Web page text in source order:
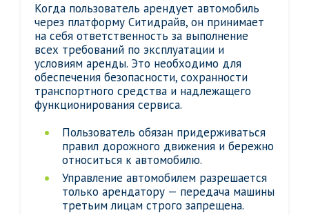
Когда пользователь арендует автомобиль
через платформу Ситидрайв, он принимает
на себя ответственность за выполнение
всех требований по эксплуатации и
условиям аренды. Это необходимо для
обеспечения безопасности, сохранности
транспортного средства и надлежащего
функционирования сервиса.
Пользователь обязан придерживаться
правил дорожного движения и бережно
относиться к автомобилю.
Управление автомобилем разрешается
только арендатору — передача машины
третьим лицам строго запрещена.